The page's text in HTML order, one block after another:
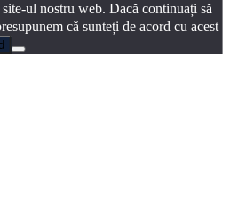
ul nostru web. Dacă continuați să
că sunteți de acord cu acest